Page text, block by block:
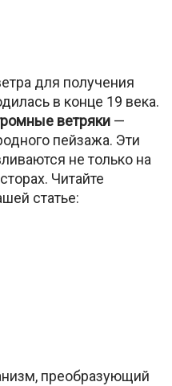
для получения
в конце 19 века.
ветряки —
пейзажа. Эти
не только на
Читайте
статье:
преобразующий